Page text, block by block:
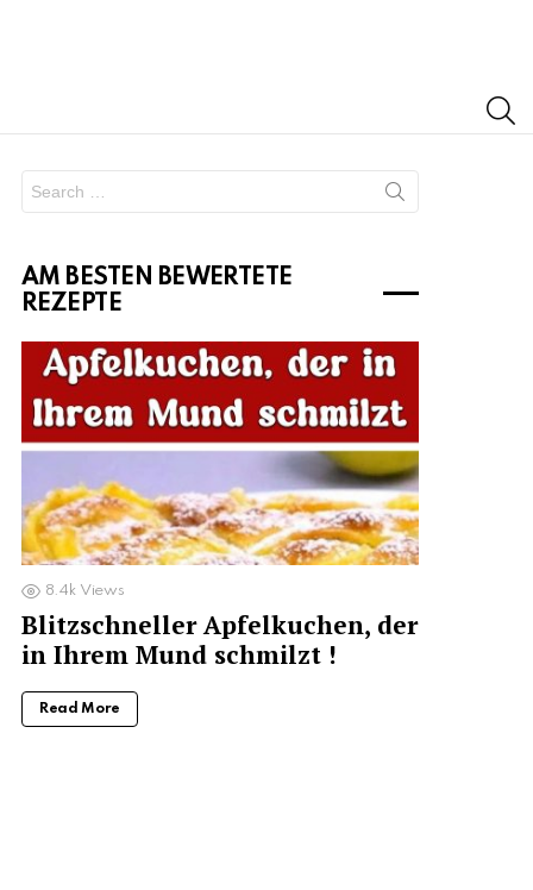
for:
AM BESTEN BEWERTETE
REZEPTE
8.4k Views
Blitzschneller Apfelkuchen, der
in Ihrem Mund schmilzt !
Read More